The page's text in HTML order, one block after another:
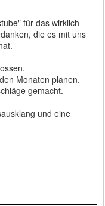
für das wirklich
die es mit uns
Monaten planen.
gemacht.
und eine